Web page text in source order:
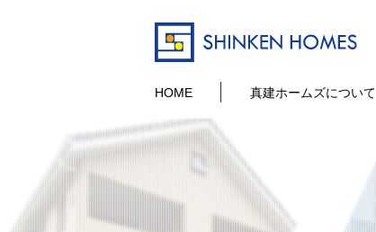
HOME 真建ホームズについて